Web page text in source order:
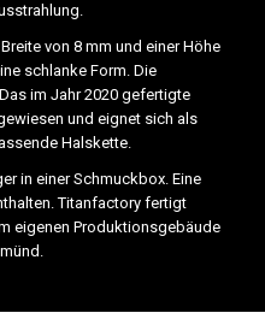
von 8 mm und einer Höhe
schlanke Form. Die
im Jahr 2020 gefertigte
und eignet sich als
Halskette.
in einer Schmuckbox. Eine
Titanfactory fertigt
eigenen Produktionsgebäude